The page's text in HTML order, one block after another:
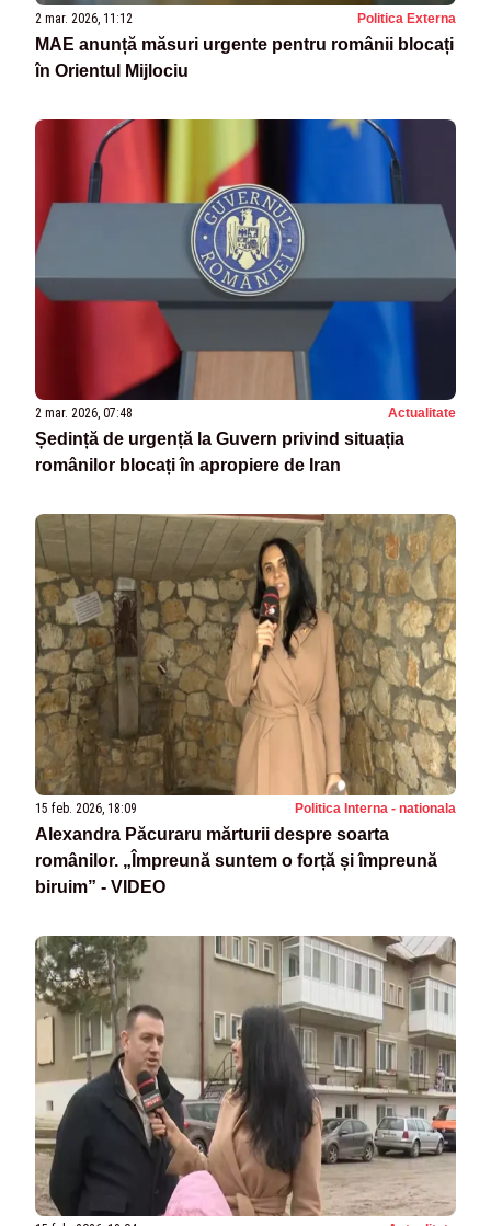
2 mar. 2026, 11:12 Politica Externa
MAE anunță măsuri urgente pentru românii blocați
în Orientul Mijlociu
2 mar. 2026, 07:48 Actualitate
Ședință de urgență la Guvern privind situația
românilor blocați în apropiere de Iran
15 feb. 2026, 18:09 Politica Interna - nationala
Alexandra Păcuraru mărturii despre soarta
românilor. „Împreună suntem o forță și împreună
biruim” - VIDEO